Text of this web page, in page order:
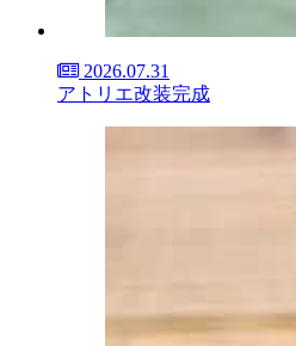
2026.07.31
アトリエ改装完成